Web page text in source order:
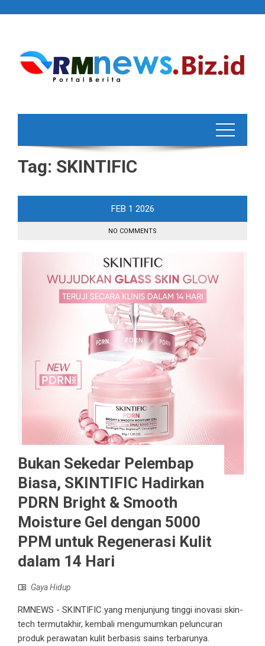
Tag: SKINTIFIC
FEB 1 2026
NO COMMENTS
Bukan Sekedar Pelembap
Biasa, SKINTIFIC Hadirkan
PDRN Bright & Smooth
Moisture Gel dengan 5000
PPM untuk Regenerasi Kulit
dalam 14 Hari
Gaya Hidup
RMNEWS - SKINTIFIC yang menjunjung tinggi inovasi skin-
tech termutakhir, kembali mengumumkan peluncuran
produk perawatan kulit berbasis sains terbarunya.